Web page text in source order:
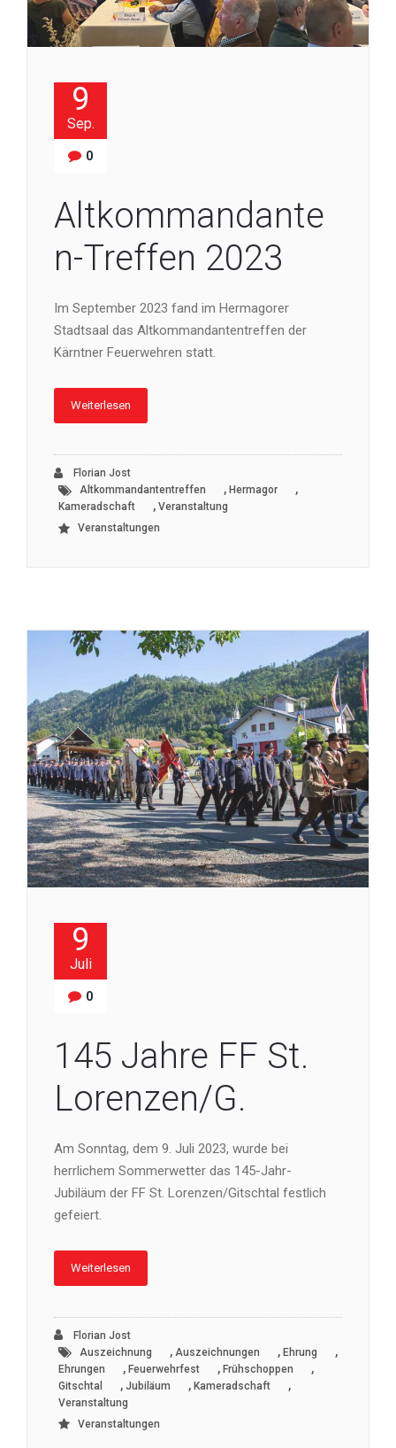
9
Sep.
0
Altkommandante
n-Treffen 2023
Im September 2023 fand im Hermagorer
Stadtsaal das Altkommandantentreffen der
Kärntner Feuerwehren statt.
Weiterlesen
Florian Jost
Altkommandantentreffen
, Hermagor ,
Kameradschaft , Veranstaltung
Veranstaltungen
9
Juli
0
145 Jahre FF St.
Lorenzen/G.
Am Sonntag, dem 9. Juli 2023, wurde bei
herrlichem Sommerwetter das 145-Jahr-
Jubiläum der FF St. Lorenzen/Gitschtal festlich
gefeiert.
Weiterlesen
Florian Jost
Auszeichnung
, Auszeichnungen , Ehrung ,
Ehrungen , Feuerwehrfest , Frühschoppen ,
Gitschtal , Jubiläum , Kameradschaft ,
Veranstaltung
Veranstaltungen